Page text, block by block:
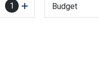
1 Budget